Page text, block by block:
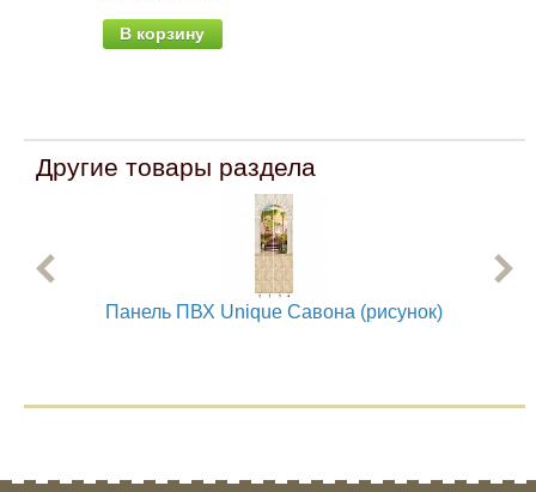
В корзину
Другие товары раздела
Панель ПВХ Unique Савона (рисунок)